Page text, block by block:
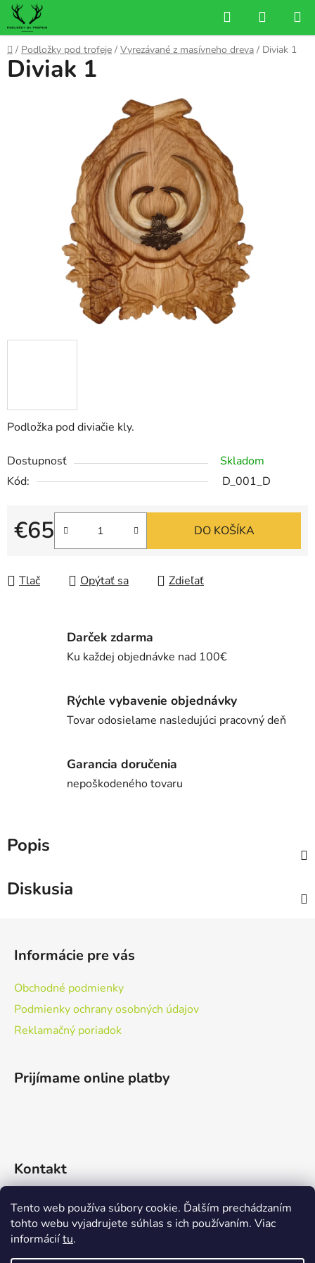
Tento web používa súbory cookie. Ďalším prechádzaním
tohto webu vyjadrujete súhlas s ich používaním. Viac
informáciítu.
Prejsť
na
obsah
Hľadať
KOŠÍK
Domov
/ Podložky pod trofeje / Vyrezávané z masívneho dreva / Diviak 1
Podložka pod diviačie kly.
Dostupnosť
Skladom
Kód:
D_001_D
€65
Jednotková cena:
DO KOŠÍKA
Tlač Opýtať sa Zdieľať
Diviak 1
Darček zdarma
Ku každej objednávke nad 100€
Rýchle vybavenie objednávky
Tovar odosielame nasledujúci pracovný deň
Garancia doručenia
nepoškodeného tovaru
Popis
Diskusia
Informácie pre vás
Obchodné podmienky
Podmienky ochrany osobných údajov
Reklamačný poriadok
Prijímame online platby
Kontakt
+421903775765